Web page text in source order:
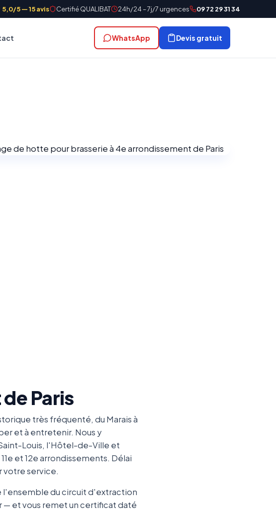
5 — 15 avis Certifié QUALIBAT 24h/24 – 7j/7 urgences 09 72 29 31 34
WhatsApp Devis gratuit
Paris
très fréquenté, du Marais à
et à entretenir. Nous y
Louis, l'Hôtel-de-Ville et
et 12e arrondissements. Délai
votre service.
l'ensemble du circuit d'extraction
et vous remet un certificat daté